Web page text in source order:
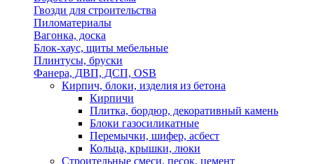
Гвозди для строительства
Пиломатериалы
Вагонка, доска
Блок-хаус, щиты мебельные
Плинтусы, бруски
Фанера, ДВП, ДСП, OSB
Кирпич, блоки, изделия из бетона
Кирпичи
Плитка, бордюр, декоративный камень
Блоки газосиликатные
Перемычки, шифер, асбест
Кольца, крышки, люки
Строительные смеси, песок, цемент